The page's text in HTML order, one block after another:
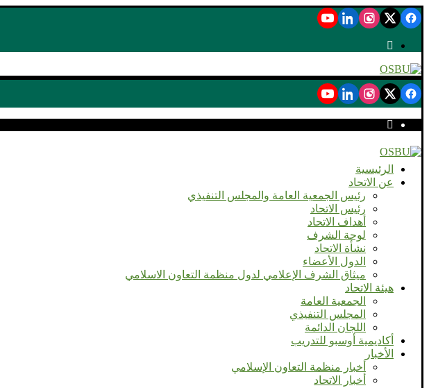
الرئيسية
عن الاتحاد
رئيس الجمعية العامة والمجلس التنفيذي
رئيس الاتحاد
أهداف الاتحاد
لوحة الشرف
نشأة الاتحاد
الدول الأعضاء
ميثاق الشرف الإعلامي لدول منظمة التعاون الاسلامي
هيئة الاتحاد
الجمعية العامة
المجلس التنفيذي
اللجان الدائمة
أكاديمية أوسبو للتدريب
الأخبار
أخبار منظمة التعاون الإسلامي
أخبار الاتحاد